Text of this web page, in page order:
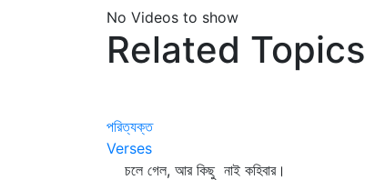
No Videos to show
Related Topics
পরিত্যক্ত
Verses
চলে গেল, আর কিছু নাই কহিবার।